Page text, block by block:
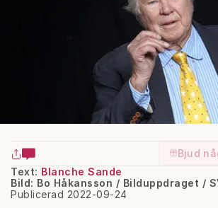
Bjud
Text: Blanche Sande
Publicerad 2022-09-24
Bild: Bo Håkansson / Bilduppdraget /